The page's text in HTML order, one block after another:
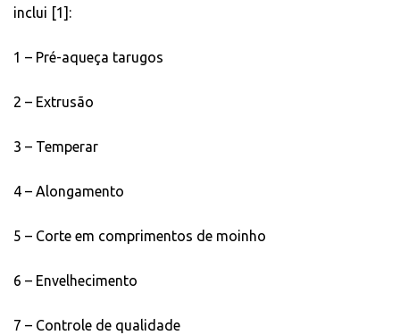
inclui [1]:
1 – Pré-aqueça tarugos
2 – Extrusão
3 – Temperar
4 – Alongamento
5 – Corte em comprimentos de moinho
6 – Envelhecimento
7 – Controle de qualidade